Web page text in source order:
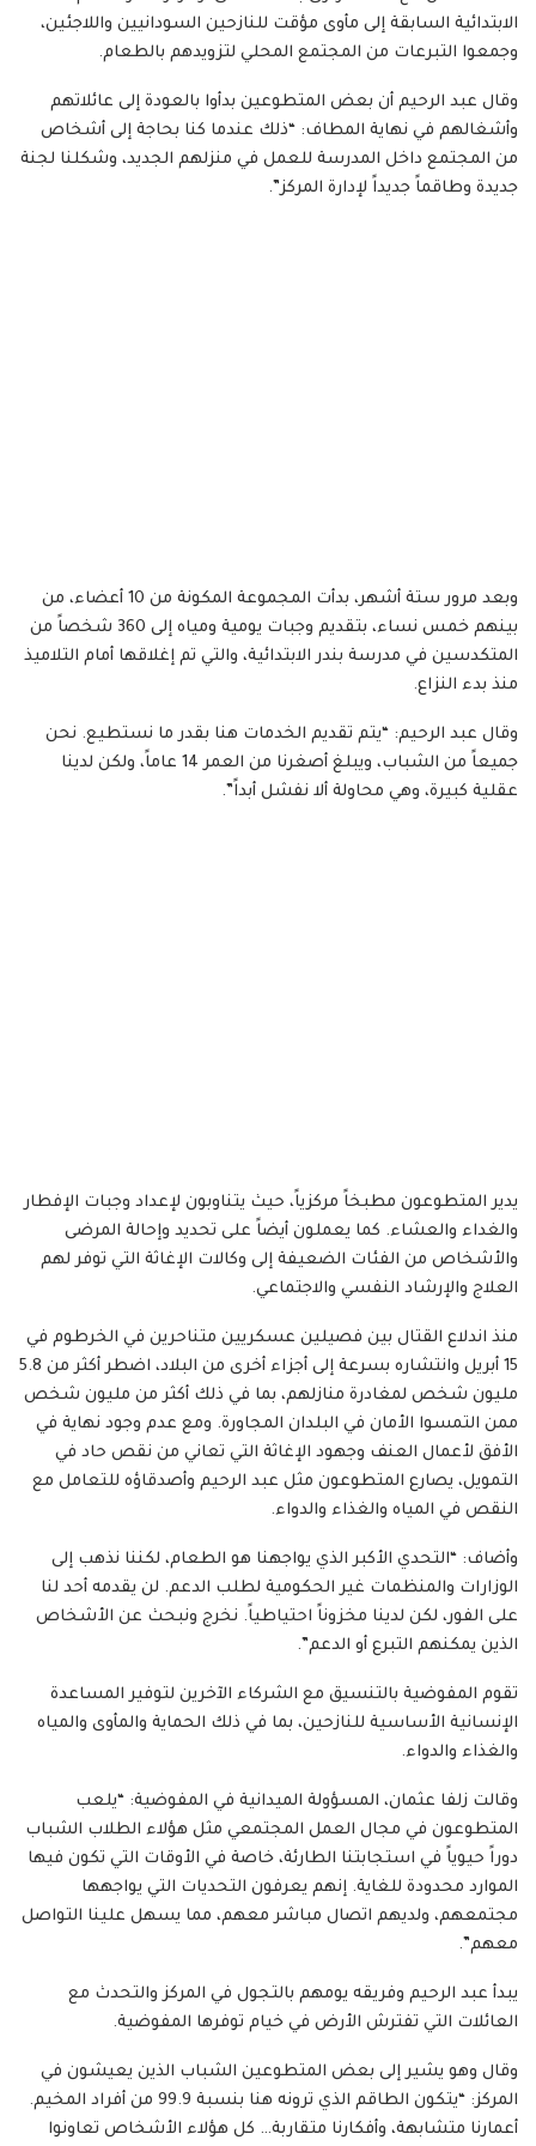
الابتدائية السابقة إلى مأوى مؤقت للنازحين السودانيين واللاجئين،
وجمعوا التبرعات من المجتمع المحلي لتزويدهم بالطعام.
وقال عبد الرحيم أن بعض المتطوعين بدأوا بالعودة إلى عائلاتهم
وأشغالهم في نهاية المطاف: “ذلك عندما كنا بحاجة إلى أشخاص
من المجتمع داخل المدرسة للعمل في منزلهم الجديد، وشكلنا لجنة
جديدة وطاقماً جديداً لإدارة المركز”.
وبعد مرور ستة أشهر، بدأت المجموعة المكونة من 10 أعضاء، من
بينهم خمس نساء، بتقديم وجبات يومية ومياه إلى 360 شخصاً من
المتكدسين في مدرسة بندر الابتدائية، والتي تم إغلاقها أمام التلاميذ
منذ بدء النزاع.
وقال عبد الرحيم: “يتم تقديم الخدمات هنا بقدر ما نستطيع. نحن
جميعاً من الشباب، ويبلغ أصغرنا من العمر 14 عاماً، ولكن لدينا
عقلية كبيرة، وهي محاولة ألا نفشل أبداً”.
يدير المتطوعون مطبخاً مركزياً، حيث يتناوبون لإعداد وجبات الإفطار
والغداء والعشاء. كما يعملون أيضاً على تحديد وإحالة المرضى
والأشخاص من الفئات الضعيفة إلى وكالات الإغاثة التي توفر لهم
العلاج والإرشاد النفسي والاجتماعي.
منذ اندلاع القتال بين فصيلين عسكريين متناحرين في الخرطوم في
15 أبريل وانتشاره بسرعة إلى أجزاء أخرى من البلاد، اضطر أكثر من 5.8
مليون شخص لمغادرة منازلهم، بما في ذلك أكثر من مليون شخص
ممن التمسوا الأمان في البلدان المجاورة. ومع عدم وجود نهاية في
الأفق لأعمال العنف وجهود الإغاثة التي تعاني من نقص حاد في
التمويل، يصارع المتطوعون مثل عبد الرحيم وأصدقاؤه للتعامل مع
النقص في المياه والغذاء والدواء.
وأضاف: “التحدي الأكبر الذي يواجهنا هو الطعام، لكننا نذهب إلى
الوزارات والمنظمات غير الحكومية لطلب الدعم. لن يقدمه أحد لنا
على الفور، لكن لدينا مخزوناً احتياطياً. نخرج ونبحث عن الأشخاص
الذين يمكنهم التبرع أو الدعم”.
تقوم المفوضية بالتنسيق مع الشركاء الآخرين لتوفير المساعدة
الإنسانية الأساسية للنازحين، بما في ذلك الحماية والمأوى والمياه
والغذاء والدواء.
وقالت زلفا عثمان، المسؤولة الميدانية في المفوضية: “يلعب
المتطوعون في مجال العمل المجتمعي مثل هؤلاء الطلاب الشباب
دوراً حيوياً في استجابتنا الطارئة، خاصة في الأوقات التي تكون فيها
الموارد محدودة للغاية. إنهم يعرفون التحديات التي يواجهها
مجتمعهم، ولديهم اتصال مباشر معهم، مما يسهل علينا التواصل
معهم”.
يبدأ عبد الرحيم وفريقه يومهم بالتجول في المركز والتحدث مع
العائلات التي تفترش الأرض في خيام توفرها المفوضية.
وقال وهو يشير إلى بعض المتطوعين الشباب الذين يعيشون في
المركز: “يتكون الطاقم الذي ترونه هنا بنسبة 99.9 من أفراد المخيم.
أعمارنا متشابهة، وأفكارنا متقاربة… كل هؤلاء الأشخاص تعاونوا